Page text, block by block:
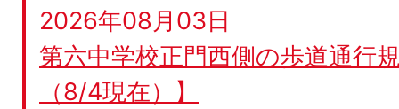
2026年08月03日
第六中学校正門西側の歩道通行
（8/4現在）】